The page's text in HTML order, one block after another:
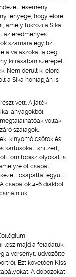
esemény
lényege, hogy előre
amely tükrözi a Sika
az eredményes
számára egy tíz
a válaszokat a cég
kiírásában szerepelt,
Nem derült ki előre
a Sika honlapján is
vett. A játék
anyagokból
voltak
szalagok,
kinyomó csőrök és
kartusokat, snitzert,
tömítőpisztolyokat is.
öt csapat
csapattal együtt
csapatok 4-6 diákból
lesz majd a feladatuk.
a versenyt, üdvözölte
Ezt követően Kiss
A dobozokat